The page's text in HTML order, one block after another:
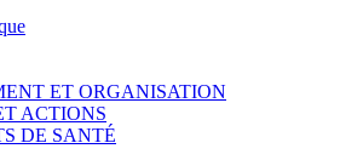
ET ORGANISATION
ACTIONS
DE SANTÉ